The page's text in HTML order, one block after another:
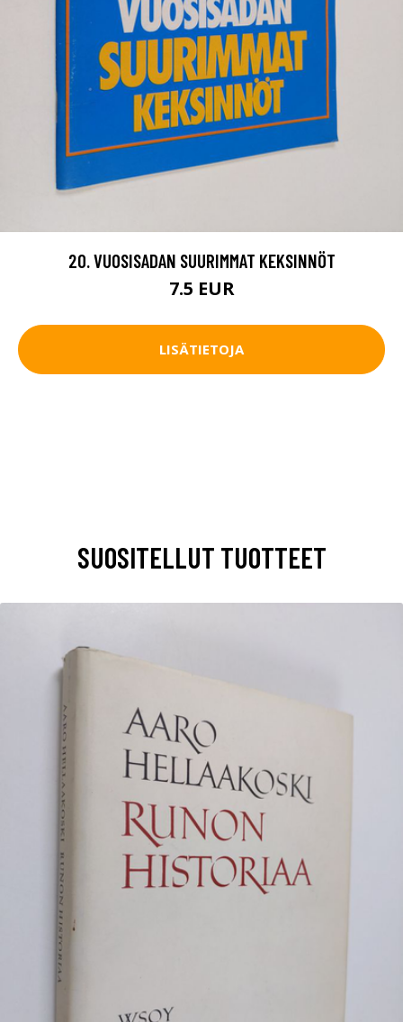
20. VUOSISADAN SUURIMMAT KEKSINNÖT
7.5 EUR
LISÄTIETOJA
SUOSITELLUT TUOTTEET